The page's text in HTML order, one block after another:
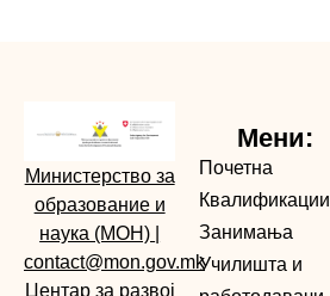
Министерство за
образование и
наука (МОН)
contact@mon.gov.mk
Центар за развој
Мени:
Почетна
Квалификации
Занимања
Училишта и